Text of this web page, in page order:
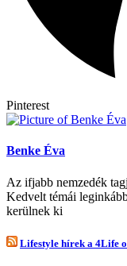
Pinterest
Benke Éva
Az ifjabb nemzedék
Kedvelt témái
kerülnek ki
Lifestyle hírek a 4Life